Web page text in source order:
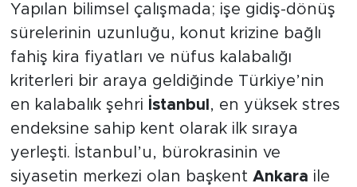
Yapılan bilimsel çalışmada; işe gidiş-dönüş
sürelerinin uzunluğu, konut krizine bağlı
fahiş kira fiyatları ve nüfus kalabalığı
kriterleri bir araya geldiğinde Türkiye’nin
en kalabalık şehri İstanbul , en yüksek stres
endeksine sahip kent olarak ilk sıraya
yerleşti. İstanbul’u, bürokrasinin ve
siyasetin merkezi olan başkent Ankara ile